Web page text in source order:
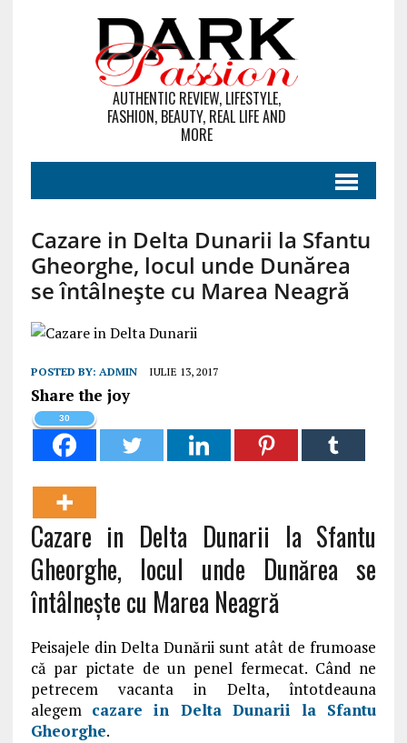
AUTHENTIC REVIEW, LIFESTYLE,
FASHION, BEAUTY, REAL LIFE AND
MORE
Cazare in Delta Dunarii la Sfantu
Gheorghe, locul unde Dunărea
se întâlnește cu Marea Neagră
POSTED BY: ADMIN IULIE 13, 2017
Share the joy
30
Cazare in Delta Dunarii la Sfantu
Gheorghe, locul unde Dunărea se
întâlnește cu Marea Neagră
Peisajele din Delta Dunării sunt atât de frumoase
că par pictate de un penel fermecat. Când ne
petrecem vacanta in Delta, întotdeauna
alegem cazare in Delta Dunarii la Sfantu
Gheorghe.